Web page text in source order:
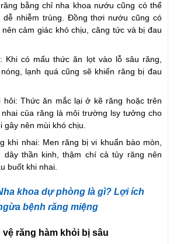
bằng chỉ nha khoa nướu cũng có thể
dễ nhiễm trùng. Đồng thơi nướu cũng có
cảm giác khó chịu, căng tức và bị đau
Khi có mấu thức ăn lọt vào lỗ sâu răng,
lạnh quá cũng sẽ khiến răng bị đau
hôi: Thức ăn mắc lại ở kẽ răng hoặc trên
của răng là môi trường lsy tưởng cho
gây nên mùi khó chịu.
khi nhai: Men răng bị vi khuẩn bào mòn,
dây thần kinh, thậm chí cả tủy răng nên
buốt khi nhai.
khoa dự phòng là gì? Lợi ích
bệnh răng miệng
vệ răng hàm khỏi bị sâu